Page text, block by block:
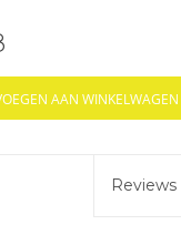
AAN WINKELWAGEN
Reviews